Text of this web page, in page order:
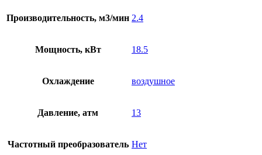
Производительность, м3/мин 2.4
Мощность, кВт 18.5
Охлаждение воздушное
Давление, атм 13
Частотный преобразователь Нет